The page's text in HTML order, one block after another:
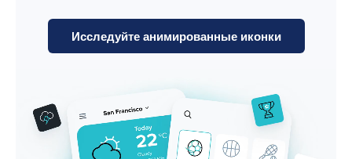
Исследуйте анимированные иконки